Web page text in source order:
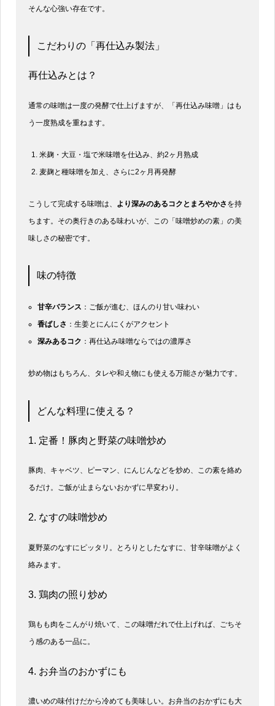
そんな心強い存在です。
こだわりの「再仕込み製法」
再仕込みとは？
通常の味噌は一度の発酵で仕上げますが、「再仕込み味噌」はも
う一度熟成を重ねます。
米麹・大豆・塩で米味噌を仕込み、約2ヶ月熟成
麦麹と種味噌を加え、さらに2ヶ月再発酵
こうして完成する味噌は、 より深みのあるコクとまろやかさ を持
ちます。その奥行きのある味わいが、この「味噌炒めの素」の美
味しさの秘密です。
味の特徴
甘辛バランス ：ご飯が進む、ほんのり甘い味わい
香ばしさ ：生姜とにんにくがアクセント
深みあるコク ：再仕込み味噌ならではの濃厚さ
炒め物はもちろん、タレや和え物にも使える万能さが魅力です。
どんな料理に使える？
1. 定番！豚肉と野菜の味噌炒め
豚肉、キャベツ、ピーマン、にんじんなどを炒め、この素を絡め
るだけ。ご飯が止まらないおかずに早変わり。
2. なすの味噌炒め
夏野菜のなすにピッタリ。とろりとしたなすに、甘辛味噌がよく
絡みます。
3. 鶏肉の照り炒め
鶏もも肉をこんがり焼いて、この味噌だれで仕上げれば、ごちそ
う感のある一品に。
4. お弁当のおかずにも
濃いめの味付けだから冷めても美味しい。お弁当のおかずにも大